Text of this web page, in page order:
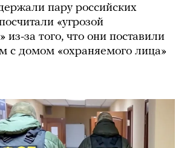
пару российских
«угрозой
из-за того, что они поставили
с домом «охраняемого лица»